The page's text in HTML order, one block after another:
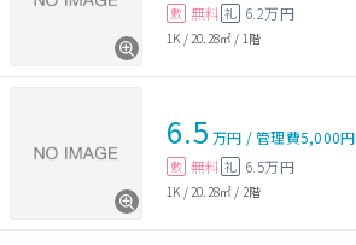
敷 無料 礼 6.2万円
1K / 20.28㎡ / 1階
6.5 万円 /管理費5,000円
敷 無料 礼 6.5万円
1K / 20.28㎡ / 2階